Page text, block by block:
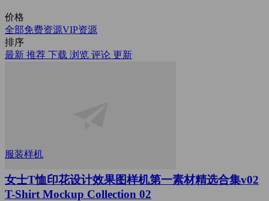
价格
全部免费资源VIP资源
排序
最新 推荐 下载 浏览 评论 更新
服装样机
女士T恤印花设计效果图样机第一素材精选合集v02
T-Shirt Mockup Collection 02